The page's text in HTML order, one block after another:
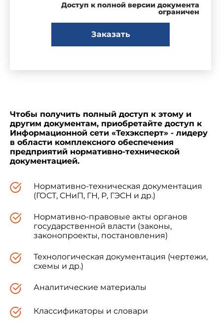
Доступ к полной версии документа
ограничен
Заказать
Чтобы получить полный доступ к этому и
другим документам, приобретайте доступ к
Информационной сети «Техэксперт» - лидеру
в области комплексного обеспечения
предприятий нормативно-технической
документацией.
Нормативно-техническая документация
(ГОСТ, СНиП, ГН, Р, ГЭСН и др.)
Нормативно-правовые акты органов
государственной власти (законы,
законопроекты, постановления)
Технологическая документация (чертежи,
схемы и др.)
Аналитические материалы
Классификаторы и словари